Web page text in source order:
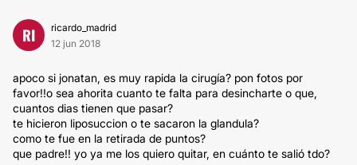
RI
ricardo_madrid
12 jun 2018
apoco si jonatan, es muy rapida la cirugía? pon fotos por
favor!!o sea ahorita cuanto te falta para desincharte o que,
cuantos dias tienen que pasar?
te hicieron liposuccion o te sacaron la glandula?
como te fue en la retirada de puntos?
que padre!! yo ya me los quiero quitar, en cuánto te salió tdo?